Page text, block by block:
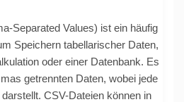
Separated Values) ist ein häufig
Speichern tabellarischer Daten,
oder einer Datenbank. Es
getrennten Daten, wobei jede
CSV-Dateien können in